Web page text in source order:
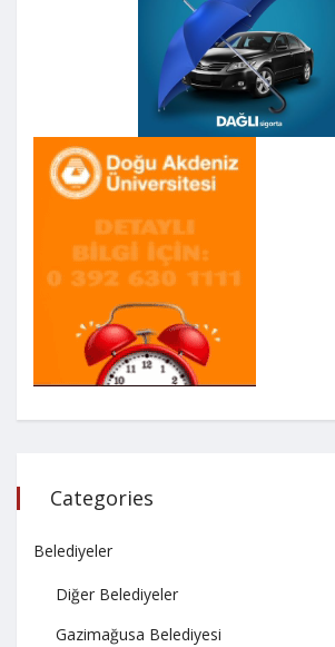
Categories
Belediyeler
Diğer Belediyeler
Gazimağusa Belediyesi